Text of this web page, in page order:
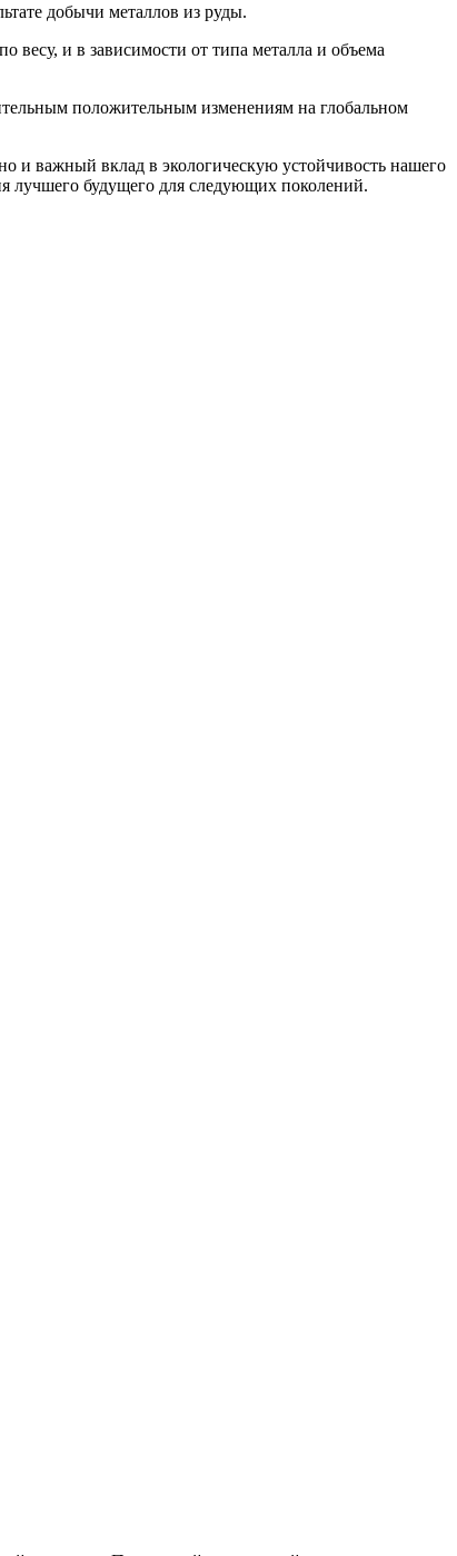
добычи металлов из руды.
весу, и в зависимости от типа металла и объема
положительным изменениям на глобальном
и важный вклад в экологическую устойчивость нашего
лучшего будущего для следующих поколений.